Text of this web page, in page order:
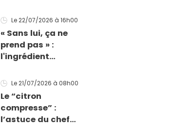
conseils et sa recette
pour un résultat
parfait !
Le 22/07/2026 à 16h00
« Sans lui, ça ne
prend pas » :
l'ingrédient
ajouter dans votre
confiture d’abricot
selon ce champion
du monde
Le 21/07/2026 à 08h00
Le “citron
compresse” :
l’astuce du chef